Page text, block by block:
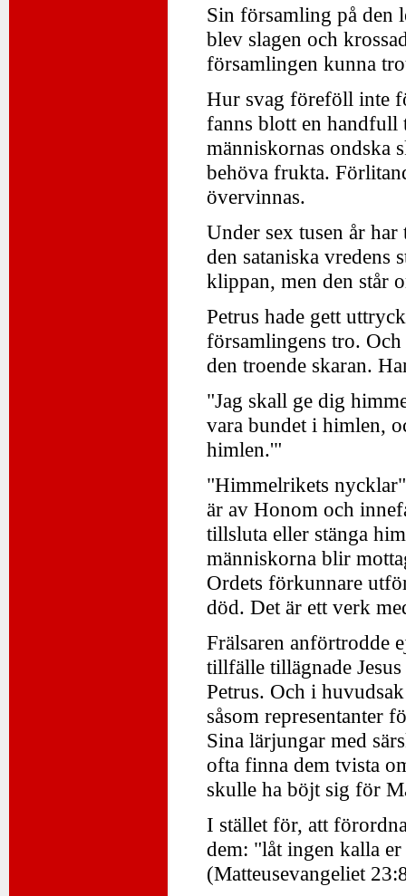
Sin församling på den
blev slagen och
församlingen kunna
Hur svag föreföll inte
fanns blott en handfull
människornas ondska
behöva frukta.
övervinnas.
Under sex tusen år
den sataniska vredens
klippan, men den står
Petrus hade gett
församlingens tro. Och
den troende skaran.
"Jag skall ge dig
vara bundet i himlen,
himlen.'"
"Himmelrikets
är av Honom och
tillsluta eller stänga
människorna blir
Ordets förkunnare
död. Det är ett verk
Frälsaren anförtrodde
tillfälle tillägnade
Petrus. Och i
såsom representanter
Sina lärjungar med
ofta finna dem tvista
skulle ha böjt sig för
I stället för, att
dem: "låt ingen kalla
(Matteusevangeliet